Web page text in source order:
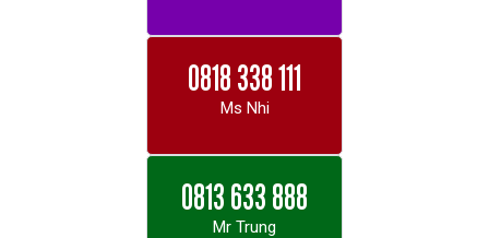
0818 338 111
Ms Nhi
0813 633 888
Mr Trung